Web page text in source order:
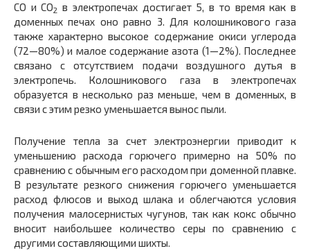
СО и СO2
в электропечах дости­гает 5, в то время как в
доменных печах оно равно 3. Для колош­никового газа
также характерно высокое содержание окиси угле­рода
(72—80%) и малое содержание азота (1—2%). Последнее
свя­зано с отсутствием подачи воздушного дутья в
электропечь. Колош­никового газа в электропечах
образуется в несколько раз меньше, чем в доменных, в
связи с этим резко уменьшается вынос пыли.
Получение тепла за счет электроэнергии приводит к
умень­шению расхода горючего примерно на 50% по
сравнению с обыч­ным его расходом при доменной плавке.
В результате резкого сни­жения горючего уменьшается
расход флюсов и выход шлака и облегчаются условия
получения малосернистых чугунов, так как кокс обычно
вносит наибольшее количество серы по сравнению с
другими составляющими шихты.